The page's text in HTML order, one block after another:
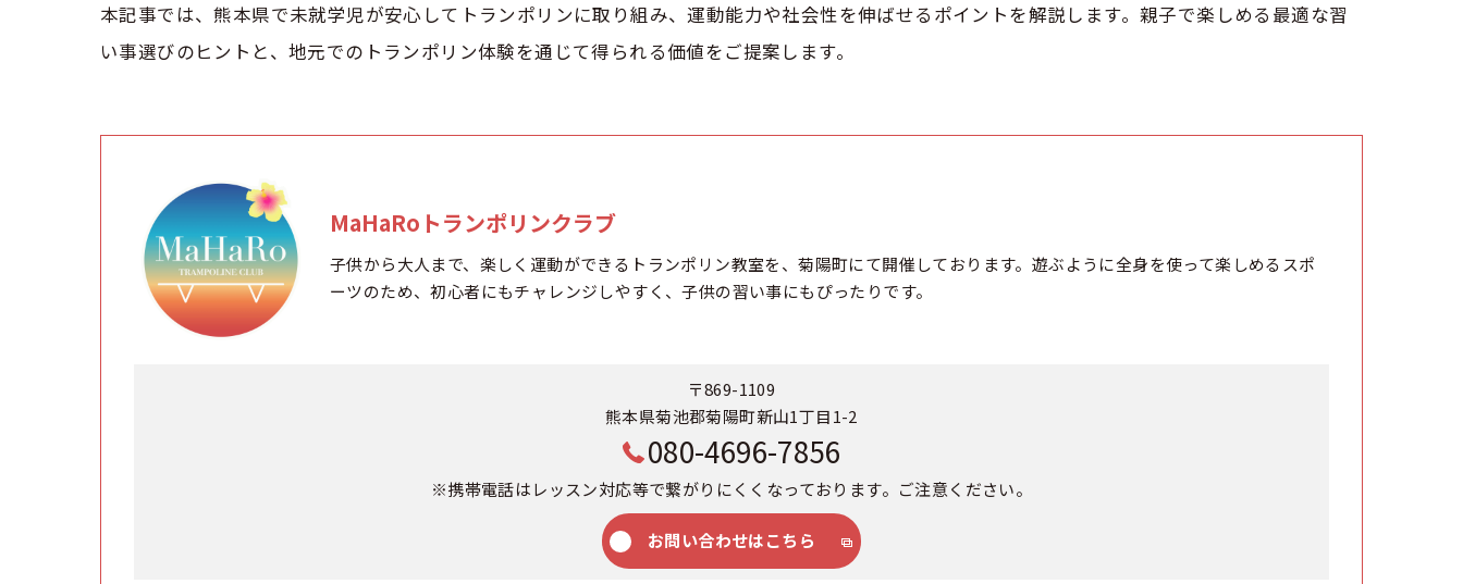
本記事では、熊本県で未就学児が安心してトランポリンに取り組み、運動能力や社会性を伸ばせるポイントを解説します。親子で楽しめる最適な習
い事選びのヒントと、地元でのトランポリン体験を通じて得られる価値をご提案します。
MaHaRoトランポリンクラブ
子供から大人まで、楽しく運動ができるトランポリン教室を、菊陽町にて開催しております。遊ぶように全身を使って楽しめるスポ
ーツのため、初心者にもチャレンジしやすく、子供の習い事にもぴったりです。
〒869-1109
熊本県菊池郡菊陽町新山1丁目1-2
080-4696-7856
※携帯電話はレッスン対応等で繋がりにくくなっております。ご注意ください。
お問い合わせはこちら